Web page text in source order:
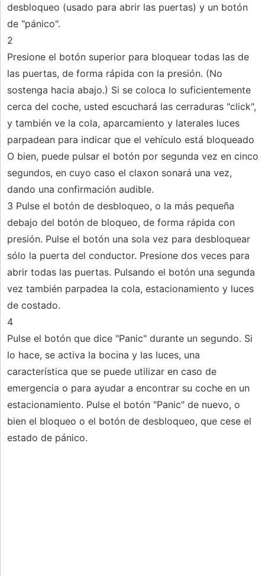
desbloqueo (usado para abrir las puertas) y un botón
de "pánico".
2
Presione el botón superior para bloquear todas las de
las puertas, de forma rápida con la presión. (No
sostenga hacia abajo.) Si se coloca lo suficientemente
cerca del coche, usted escuchará las cerraduras "click",
y también ve la cola, aparcamiento y laterales luces
parpadean para indicar que el vehículo está bloqueado
O bien, puede pulsar el botón por segunda vez en cinco
segundos, en cuyo caso el claxon sonará una vez,
dando una confirmación audible.
3 Pulse el botón de desbloqueo, o la más pequeña
debajo del botón de bloqueo, de forma rápida con
presión. Pulse el botón una sola vez para desbloquear
sólo la puerta del conductor. Presione dos veces para
abrir todas las puertas. Pulsando el botón una segunda
vez también parpadea la cola, estacionamiento y luces
de costado.
4
Pulse el botón que dice "Panic" durante un segundo. Si
lo hace, se activa la bocina y las luces, una
característica que se puede utilizar en caso de
emergencia o para ayudar a encontrar su coche en un
estacionamiento. Pulse el botón "Panic" de nuevo, o
bien el bloqueo o el botón de desbloqueo, que cese el
estado de pánico.